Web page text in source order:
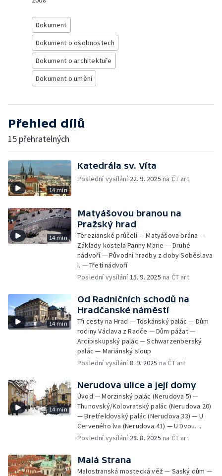
Dokument
Dokument o osobnostech
Dokument o architektuře
Dokument o umění
Přehled dílů
15 přehratelných
14 min
Katedrála sv. Víta
Poslední vysílání 22. 9. 2025 na ČT art
14 min
Matyášovou branou na
Pražský hrad
Terezianské průčelí — Matyášova brána —
Základy kostela Panny Marie — Druhé
nádvoří — Původní hradby z doby Soběslava
I. — Třetí nádvoří
Poslední vysílání15. 9. 2025 na ČT art
14 min
Od Radničních schodů na
Hradčanské náměstí
Tři cesty na Hrad — Toskánský palác — Dům
rodiny Václava z Radče — Dům pážat —
Arcibiskupský palác — Schwarzenberský
palác — Mariánský sloup
Poslední vysílání8. 9. 2025 na ČT art
14 min
Nerudova ulice a její domy
Úvod — Morzinský palác (Nerudova 5) —
Thunovský/Kolovratský palác (Nerudova 20)
— Bretfeldovský palác (Nerudova 33) — U
Červeného lva (Nerudova 41) — U Dvou
slunců (Nerudova 47) — Radniční schody
Poslední vysílání 28. 8. 2025 na ČT art
Malá Strana
Malostranská mostecká věž — Saský dům —